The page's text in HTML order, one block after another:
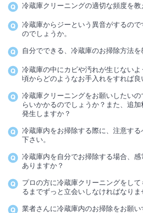
冷蔵庫クリーニングの適切な頻度を教
冷蔵庫からジーという異音がするの
のでしょうか。
自分でできる、冷蔵庫のお掃除方法を
冷蔵庫の中にカビや汚れが生じないよ
頃からどのようなお手入れをすれば良
冷蔵庫クリーニングをお願いしたいの
らいかかるのでしょうか？また、追
発生しますか？
冷蔵庫内をお掃除する際に、注意す
下さい。
冷蔵庫内を自分でお掃除する場合、
ありますか？
プロの方に冷蔵庫クリーニングをし
るまでずっと立会いしなければなりま
業者さんに冷蔵庫内のお掃除をお願